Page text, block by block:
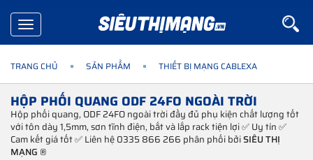
Toggle
navigation
TRANG CHỦ SẢN PHẨM THIẾT BỊ MẠNG CABLEXA
HỘP PHỐI QUANG ODF 24FO NGOÀI TRỜI
Hộp phối quang, ODF 24FO ngoài trời đầy đủ phụ kiện chất lượng tốt
với tôn dày 1,5mm, sơn tĩnh điện, bắt và lắp rack tiện lợi ✅ Uy tín ✅
Cam kết giá tốt ✅ Liên hệ 0335 866 266 phân phối bởiSIÊU THỊ
MẠNG ®